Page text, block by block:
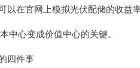
以在官网上模拟光伏配储的收益
中心变成价值中心的关键。
四件事